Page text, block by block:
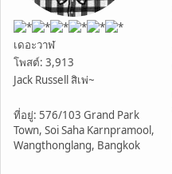
เดอะวาฬ
โพสต์: 3,913
Jack Russell สิเพ่~
ที่อยู่: 576/103 Grand Park
Town, Soi Saha Karnpramool,
Wangthonglang, Bangkok